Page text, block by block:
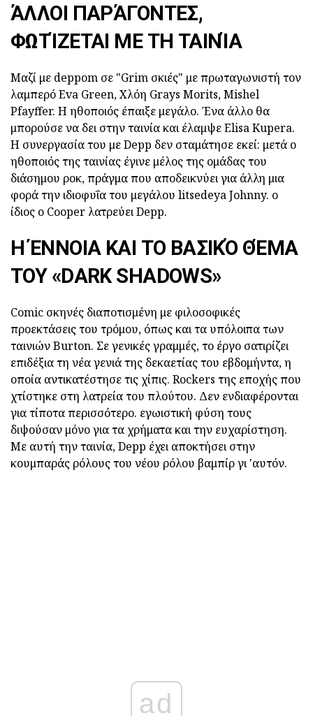
ΆΛΛΟΙ ΠΑΡΆΓΟΝΤΕΣ,
ΦΩΤΊΖΕΤΑΙ ΜΕ ΤΗ ΤΑΙΝΊΑ
Μαζί με deppom σε "Grim σκιές" με πρωταγωνιστή τον
λαμπερό Eva Green, Χλόη Grays Morits, Mishel
Pfayffer. Η ηθοποιός έπαιξε μεγάλο. Ένα άλλο θα
μπορούσε να δει στην ταινία και έλαμψε Elisa Kupera.
Η συνεργασία του με Depp δεν σταμάτησε εκεί: μετά ο
ηθοποιός της ταινίας έγινε μέλος της ομάδας του
διάσημου ροκ, πράγμα που αποδεικνύει για άλλη μια
φορά την ιδιοφυΐα του μεγάλου litsedeya Johnny. ο
ίδιος ο Cooper λατρεύει Depp.
Η ΈΝΝΟΙΑ ΚΑΙ ΤΟ ΒΑΣΙΚΌ ΘΈΜΑ
ΤΟΥ «DARK SHADOWS»
Comic σκηνές διαποτισμένη με φιλοσοφικές
προεκτάσεις του τρόμου, όπως και τα υπόλοιπα των
ταινιών Burton. Σε γενικές γραμμές, το έργο σατιρίζει
επιδέξια τη νέα γενιά της δεκαετίας του εβδομήντα, η
οποία αντικατέστησε τις χίπις. Rockers της εποχής που
χτίστηκε στη λατρεία του πλούτου. Δεν ενδιαφέρονται
για τίποτα περισσότερο. εγωιστική φύση τους
διψούσαν μόνο για τα χρήματα και την ευχαρίστηση.
Με αυτή την ταινία, Depp έχει αποκτήσει στην
κουμπαράς ρόλους του νέου ρόλου βαμπίρ γι 'αυτόν.
ad